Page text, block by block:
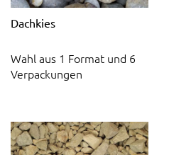
Dachkies
Wahl aus 1 Format und 6
Verpackungen